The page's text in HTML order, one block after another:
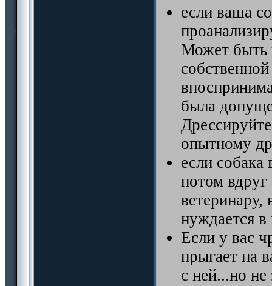
если ваша
Может быть
была
опытному
если собака
потом вдруг
ветеринару,
нуждается
Если у вас
прыгает на
с ней...но